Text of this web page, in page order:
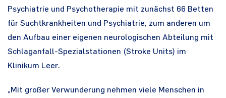
Psychiatrie und Psychotherapie mit zunächst 66 Betten
für Suchtkrankheiten und Psychiatrie, zum anderen um
den Aufbau einer eigenen neurologischen Abteilung mit
Schlaganfall-Spezialstationen (Stroke Units) im
Klinikum Leer.
„Mit großer Verwunderung nehmen viele Menschen in